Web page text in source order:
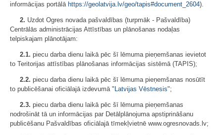
informācijas portālā https://geolatvija.lv/geo/tapis#document_2604).
2. Uzdot Ogres novada pašvaldības (turpmāk - Pašvaldība)
Centrālās administrācijas Attīstības un plānošanas nodaļas
telpiskajam plānotājam:
2.1. piecu darba dienu laikā pēc šī lēmuma pieņemšanas ievietot
to Teritorijas attīstības plānošanas informācijas sistēmā (TAPIS);
2.2. piecu darba dienu laikā pēc šī lēmuma pieņemšanas nosūtīt
to publicēšanai oficiālajā izdevumā " Latvijas Vēstnesis";
2.3. piecu darba dienu laikā pēc šī lēmuma pieņemšanas
nodrošināt tā un informācijas par Detālplānojuma apstiprināšanu
publicēšanu Pašvaldības oficiālajā tīmekļvietnē www.ogresnovads.lv;